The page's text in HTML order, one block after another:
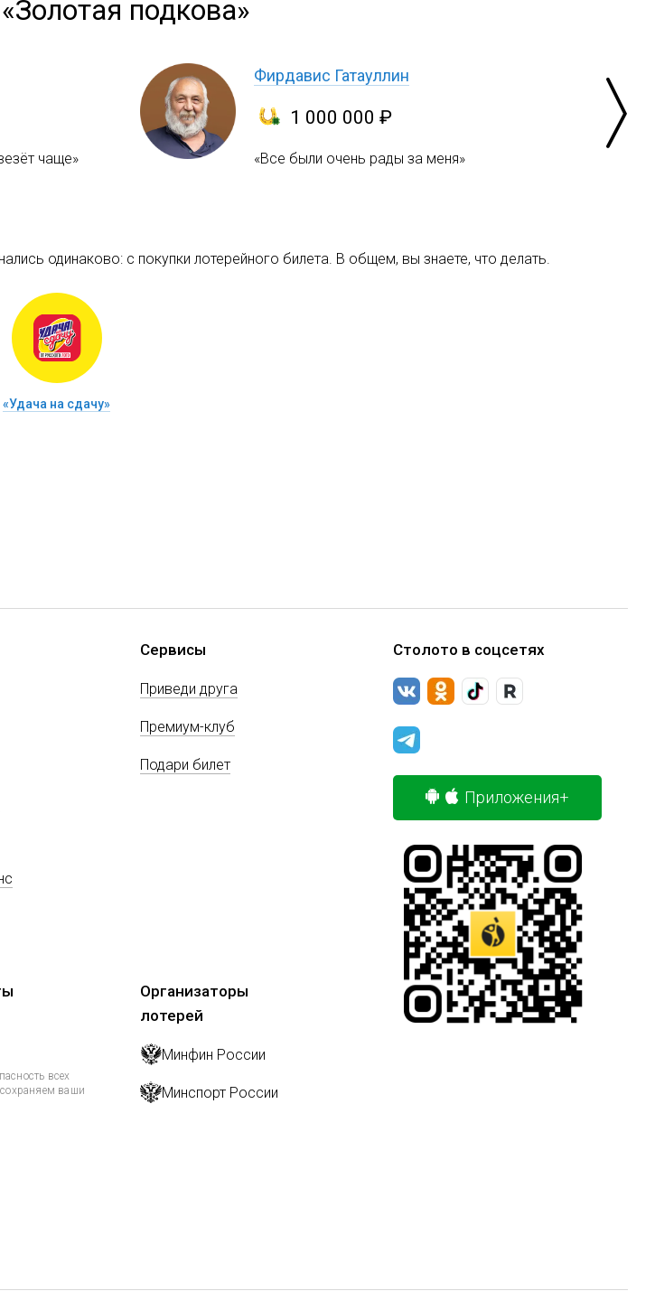
подкова»
чаще»
Фирдавис Гатауллин
1 000 000 ₽
«Все были очень рады за меня»
одинаково: c покупки лотерейного билета. В общем, вы знаете, что делать.
«Удача на сдачу»
Сервисы
Приведи друга
Премиум-клуб
Подари билет
всех
ваши
Организаторы
лотерей
Минфин России
Минспорт России
Столото в соцсетях
Приложения+